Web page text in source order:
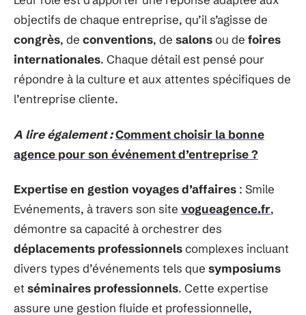
objectifs de chaque entreprise, qu’il s’agisse de
congrès, de conventions, de salonsou de foires
internationales. Chaque détail est pensé pour
répondre à la culture et aux attentes spécifiques de
l’entreprise cliente.
A lire également :Comment choisir la bonne
agence pour son événement d’entreprise ?
Expertise en gestion voyages d’affaires : Smile
Evénements, à travers son site vogueagence.fr,
démontre sa capacité à orchestrer des
déplacements professionnelscomplexes incluant
divers types d’événements tels que symposiums
et séminaires professionnels. Cette expertise
assure une gestion fluide et professionnelle,